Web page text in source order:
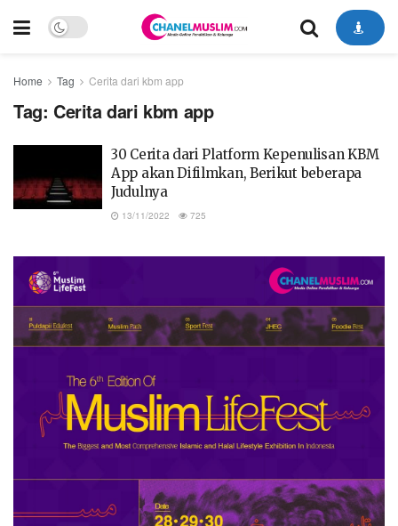
Home Tag Cerita dari kbm app
Tag: Cerita dari kbm app
30 Cerita dari Platform Kepenulisan KBM
App akan Difilmkan, Berikut beberapa
Judulnya
13/11/2022 725